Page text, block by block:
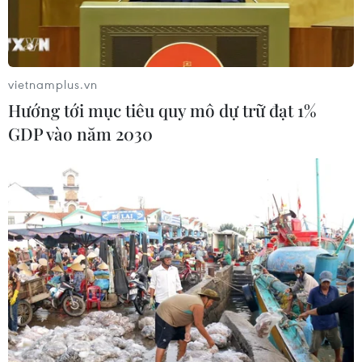
khai dự án, các ngân hàng cần nghiên cứu gói tín
dụng cho người mua nhà xã hội...
Ảnh minh họa. (Nguồn: Vietnam+)
Đại diện Bộ Xây dựng cho biết theo Đề án “Đầu
vietnamplus.vn
Hướng tới mục tiêu quy mô dự trữ đạt 1%
GDP vào năm 2030